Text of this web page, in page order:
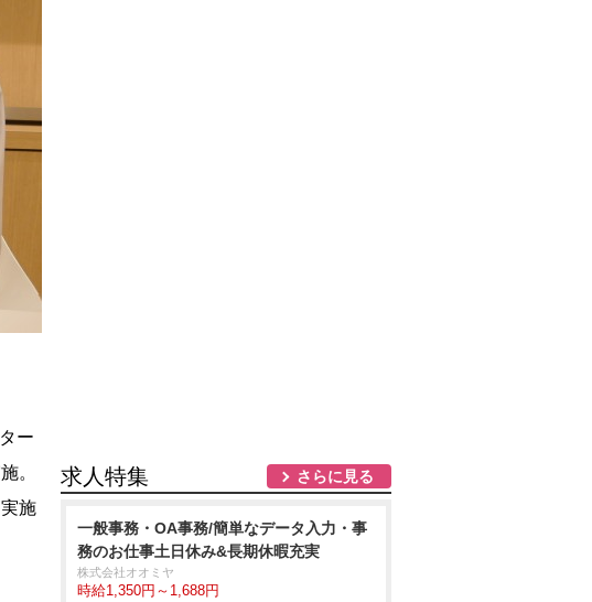
ー
。
施
求人特集 さらに見る
一般事務・OA事務/簡単なデータ入力・事
務のお仕事土日休み&長期休暇充実
株式会社オオミヤ
時給1,350円～1,688円